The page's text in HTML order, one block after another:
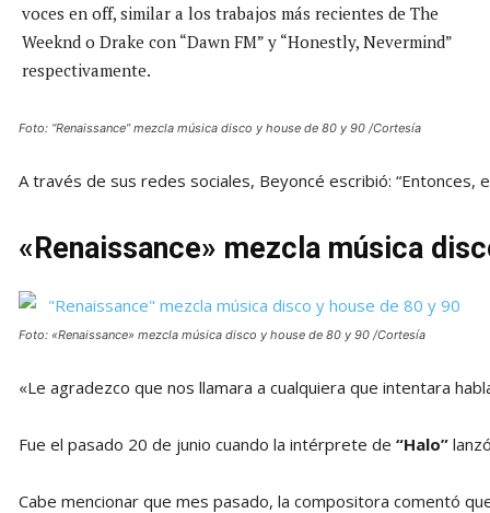
voces en off, similar a los trabajos más recientes de The
Weeknd o Drake con “Dawn FM” y “Honestly, Nevermind”
respectivamente.
Foto: “Renaissance” mezcla música disco y house de 80 y 90 /Cortesía
A través de sus redes sociales, Beyoncé escribió:
«Renaissance» mezcla música
Foto: «Renaissance» mezcla música disco y house de 80 y 90 /Cortesía
«Le agradezco que nos llamara a cualquiera que intentara
Fue el pasado 20 de junio cuando la intérprete de “Halo”
Cabe mencionar que mes pasado, la compositora comentó